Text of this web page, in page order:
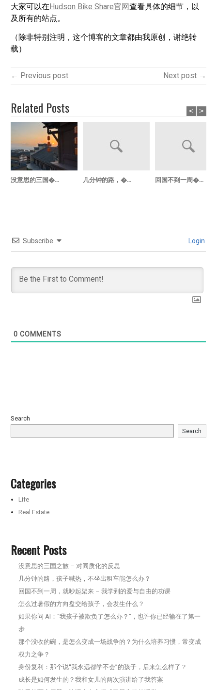
大家可以在Hudson Bike Share官网查看具体的细节，以
及所有的站点。
（除非特别注明，这个博客的文章都由我原创，谢绝转
载）
← Previous post Next post →
Related Posts
没意思的三国�... 几分钟的路，�... 回国不到一周�...
< >
Subscribe Login
0 COMMENTS
Search
Search
Categories
Life
Real Estate
Recent Posts
没意思的三国之旅 – 对同质化的反思
几分钟的路，孩子喊热，不坐出租车能怎么办？
回国不到一周，就吵起架来 – 我学到的爱与自由的功课
怎么过暑假的方向盘交给孩子，会发生什么？
如果你问 AI：“我孩子被欺负了怎么办？”，也许你已经输在了第一
步
那个没收的碗，是怎么变成一场战争的？为什么培养习惯，常变成
权力之争？
身份复利：那个说“我永远都学不会”的孩子，后来怎么样了？
成长是如何发生的？我和女儿的两次演讲给了我答案